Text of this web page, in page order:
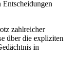
zahlreicher
über die expliziten
in